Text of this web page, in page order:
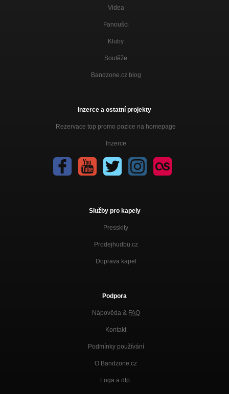
Videa
Fanoušci
Kluby
Soutěže
Bandzone.cz blog
Inzerce a ostatní projekty
Rezervace top promo pozice na homepage
Inzerce
Služby pro kapely
Presskity
Prodejhudbu.cz
Doprava kapel
Podpora
Nápověda & FAQ
Kontakt
Podmínky používání
O Bandzone.cz
Loga a dtp.